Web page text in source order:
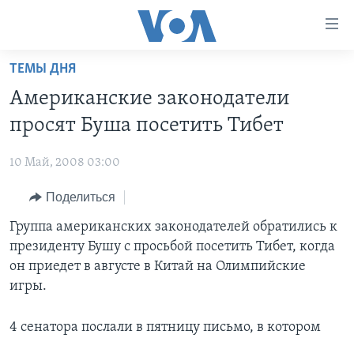
Перейти
основной
контент
Перейти
навигации
Перейти
поиск
ПРОГРАММЫ
НОВОСТИ ЗА МИНУТУ
ИТОГИ
ПОЧЕМУ ЭТО ВАЖНО?
ДИСКУССИЯ VOA
ДЕТАЛИ
ПРОЕКТЫ
УЧИМ АНГЛИЙСКИЙ
НАША АМЕРИКАНСКАЯ ИСТОРИЯ
А КАК В АМЕРИКЕ?
АРТЕФАКТЫ
АМЕРИКАНСКИЕ ГОРОДКИ
ЭКСПЕРТИЗА
ИНТЕРВЬЮ
ФАКТЫ ПРОТИВ ФЕЙКОВ
ЗА СВОБОДУ ПРЕССЫ
УЧИМ АНГЛИЙСКИЙ
ТЕМЫ ДНЯ
Американские законодатели
просят Буша посетить Тибет
10 Май, 2008 03:00
Поделиться
Группа американских законодателей обратились к
президенту Бушу с просьбой посетить Тибет, когда
он приедет в августе в Китай на Олимпийские
игры.
4 сенатора послали в пятницу письмо, в котором